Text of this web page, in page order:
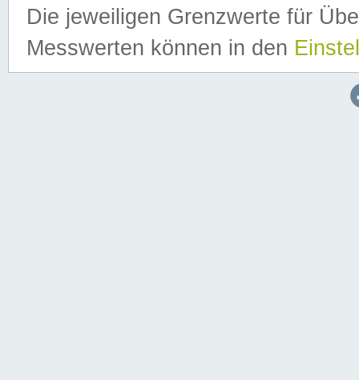
Die jeweiligen Grenzwerte für
Messwerten können in den